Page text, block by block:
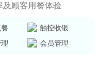
及顾客用餐体验
触控收银
会员管理